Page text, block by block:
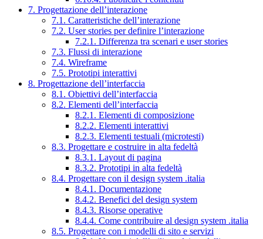
7. Progettazione dell’interazione
7.1. Caratteristiche dell’interazione
7.2. User stories per definire l’interazione
7.2.1. Differenza tra scenari e user stories
7.3. Flussi di interazione
7.4. Wireframe
7.5. Prototipi interattivi
8. Progettazione dell’interfaccia
8.1. Obiettivi dell’interfaccia
8.2. Elementi dell’interfaccia
8.2.1. Elementi di composizione
8.2.2. Elementi interattivi
8.2.3. Elementi testuali (microtesti)
8.3. Progettare e costruire in alta fedeltà
8.3.1. Layout di pagina
8.3.2. Prototipi in alta fedeltà
8.4. Progettare con il design system .italia
8.4.1. Documentazione
8.4.2. Benefici del design system
8.4.3. Risorse operative
8.4.4. Come contribuire al design system .italia
8.5. Progettare con i modelli di sito e servizi